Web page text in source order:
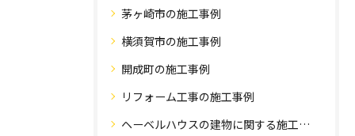
茅ヶ崎市の施工事例
横須賀市の施工事例
開成町の施工事例
リフォーム工事の施工事例
ヘーベルハウスの建物に関する施工事例